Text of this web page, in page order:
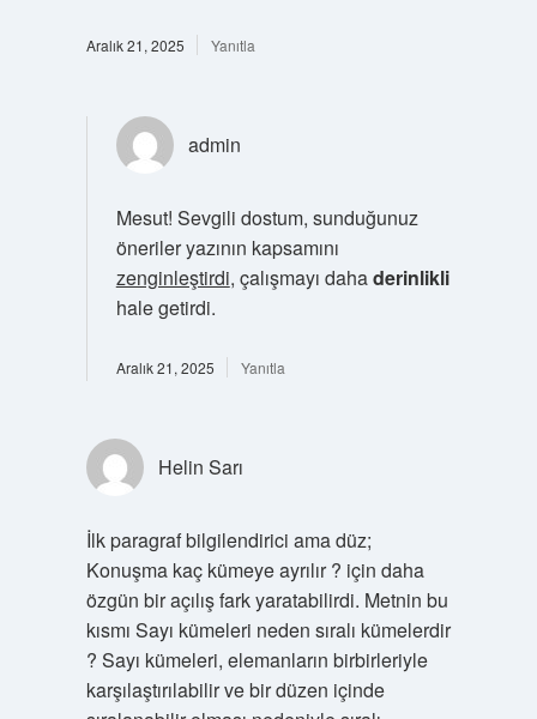
Aralık 21, 2025 Yanıtla
admin
Mesut! Sevgili dostum, sunduğunuz
öneriler yazının kapsamını
zenginleştirdi, çalışmayı dahaderinlikli
hale getirdi.
Aralık 21, 2025 Yanıtla
Helin Sarı
İlk paragraf bilgilendirici ama düz;
Konuşma kaç kümeye ayrılır ? için daha
özgün bir açılış fark yaratabilirdi. Metnin bu
kısmı Sayı kümeleri neden sıralı kümelerdir
? Sayı kümeleri, elemanların birbirleriyle
karşılaştırılabilir ve bir düzen içinde